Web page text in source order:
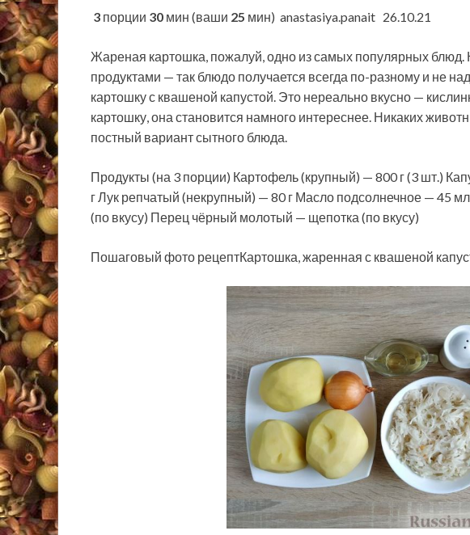
3 порции 30 мин (ваши 25 мин) anastasiya.panait 26.10.21
Жареная картошка, пожалуй, одно из самых популярных блюд.
продуктами — так блюдо получается всегда по-разному и не
картошку с квашеной капустой. Это нереально вкусно —
картошку, она становится намного интереснее. Никаких
постный вариант сытного блюда.
Продукты (на 3 порции) Картофель (крупный) — 800 г (3 шт.)
г Лук репчатый (некрупный) — 80 г Масло подсолнечное — 45
(по вкусу) Перец чёрный молотый — щепотка (по вкусу)
Пошаговый фото рецептКартошка, жаренная с квашеной